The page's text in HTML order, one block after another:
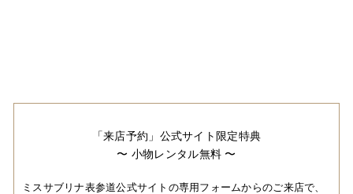
「来店予約」公式サイト限定特典
〜 小物レンタル無料 〜
ミスサブリナ表参道公式サイトの専用フォームからのご来店で、